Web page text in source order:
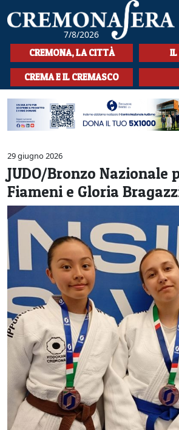
7/8/2026
HOME
CRONACA
SPORT
LA MUSICA
CULTURA
LA STORIA
L'EDITORIALE
SEZIONI
CERCA
CREMONA, LA CITTÀ IL
CREMA E IL CREMASCO
29 giugno 2026
JUDO/Bronzo Nazionale
Fiameni e Gloria